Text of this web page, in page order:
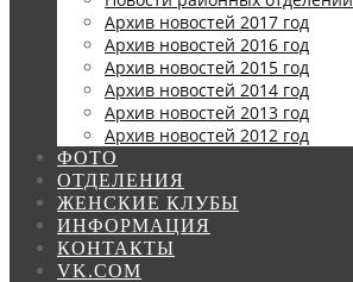
Архив новостей 2017 год
Архив новостей 2016 год
Архив новостей 2015 год
Архив новостей 2014 год
Архив новостей 2013 год
Архив новостей 2012 год
ФОТО
ОТДЕЛЕНИЯ
ЖЕНСКИЕ КЛУБЫ
ИНФОРМАЦИЯ
КОНТАКТЫ
VK.COM